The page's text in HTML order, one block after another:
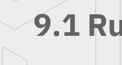
9.1